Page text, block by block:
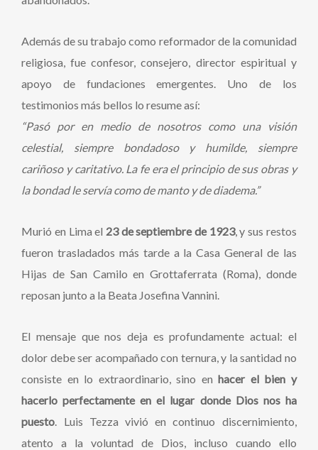
Además de su trabajo como reformador de la comunidad
religiosa, fue confesor, consejero, director espiritual y
apoyo de fundaciones emergentes. Uno de los
testimonios más bellos lo resume así:
“Pasó por en medio de nosotros como una visión
celestial, siempre bondadoso y humilde, siempre
cariñoso y caritativo. La fe era el principio de sus obras y
la bondad le servía como de manto y de diadema.”
Murió en Lima el 23 de septiembre de 1923, y sus restos
fueron trasladados más tarde a la Casa General de las
Hijas de San Camilo en Grottaferrata (Roma), donde
reposan junto a la Beata Josefina Vannini.
El mensaje que nos deja es profundamente actual: el
dolor debe ser acompañado con ternura, y la santidad no
consiste en lo extraordinario, sino enhacer el bien y
hacerlo perfectamente en el lugar donde Dios nos ha
puesto. Luis Tezza vivió en continuo discernimiento,
atento a la voluntad de Dios, incluso cuando ello